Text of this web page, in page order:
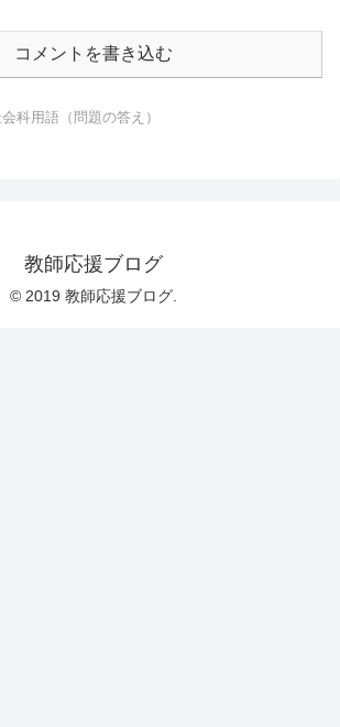
コメントを書き込む
科用語（問題の答え）
教師応援ブログ
© 2019 教師応援ブログ.